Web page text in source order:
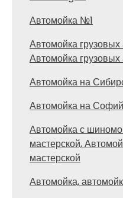
Автомойка №1
Автомойка
Автомойка
Автомойка на
Автомойка на
Автомойка с
мастерской,
мастерской
Автомойка,